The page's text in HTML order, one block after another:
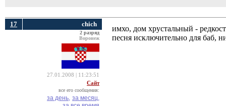
17 chich
2 разряд
Воронеж
27.01.2008 | 11:23:51
Сайт
все его сообщения:
за день, за месяц,
имхо, дом хрустальный -
песня исключительно для баб,